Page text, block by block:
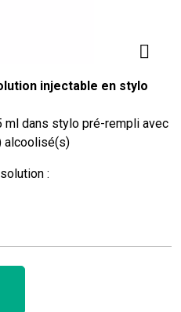
injectable en stylo
ml dans stylo pré-rempli avec
alcoolisé(s)
: